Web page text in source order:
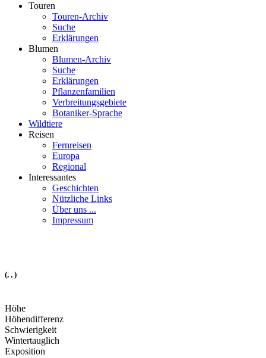
Touren
Touren-Archiv
Suche
Erklärungen
Blumen
Blumen-Archiv
Suche
Erklärungen
Pflanzenfamilien
Verbreitungsgebiete
Botaniker-Sprache
Wildtiere
Reisen
Fernreisen
Europa
Regional
Interessantes
Geschichten
Nützliche Links
Über uns ...
Impressum
(, , )
Höhe
Höhendifferenz
Schwierigkeit
Wintertauglich
Exposition